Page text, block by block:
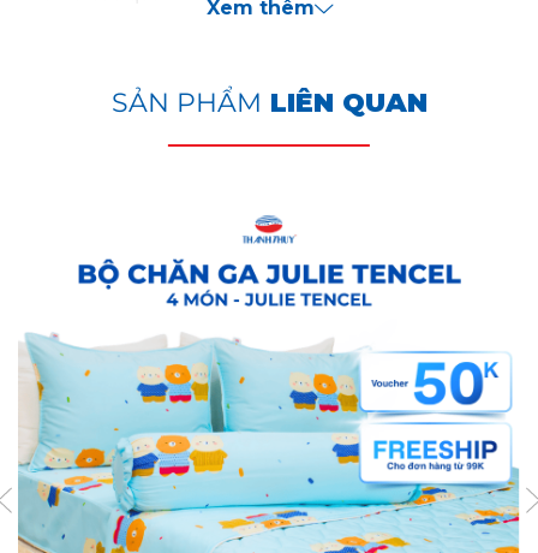
cạnh tranh.
biệt là các loại vải bề mặt cứng, có dây kéo dạng lớn
hoặc có thành phần polyester, có thể làm hỏng bề
mặt vải và làm sản phẩm bị xù lông.
Không sử dụng thuốc tẩy hoặc các loại nước giặt có
chứa thành phần thuốc tẩy.
Không sấy sản phẩm ở mức nhiệt độ quá cao hoặc
phơi trực tiếp dưới ánh nắng gắt
Bảo quản sản phẩm ở nơi khô ráo, thoáng mát, tránh
ánh sáng trực tiếp của mặt trời.
LƯU Ý:
Hình ảnh thật do THANHTHUY chụp, sẽ có sự chênh
Xem thêm
SẢN PHẨM LIÊN QUAN